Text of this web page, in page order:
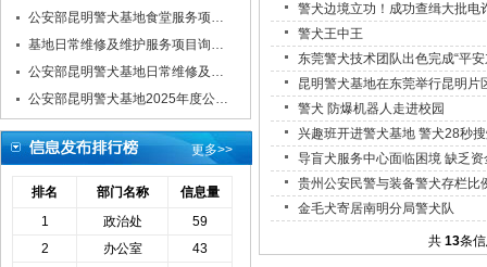
公安部昆明警犬基地食堂服务项…
基地日常维修及维护服务项目询…
公安部昆明警犬基地日常维修及…
公安部昆明警犬基地2025年度公…
更多>>
排名 部门名称
信息量
1
政治处
59
2
办公室
43
警犬边境立功！成功查缉大批电
警犬王中王
东莞警犬技术团队出色完成“平
昆明警犬基地在东莞举行昆明
警犬 防爆机器人走进校园
兴趣班开进警犬基地 警犬28秒
导盲犬服务中心面临困境 缺乏
贵州公安民警与装备警犬存栏比
金毛犬寄居南明分局警犬队
共 13条